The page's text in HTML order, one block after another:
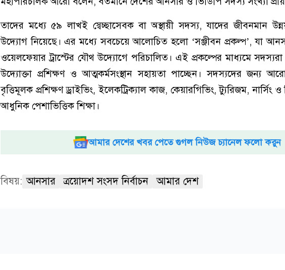
তাদের মধ্যে ৫৯ লাখই স্বেচ্ছাসেবক বা অস্থায়ী সদস্য, যাদের জীবনমান
উদ্যোগ নিয়েছে। এর মধ্যে সবচেয়ে আলোচিত হলো ‘সঞ্জীবন প্রকল্প’, যা
ওয়েলফেয়ার ট্রাস্টের যৌথ উদ্যোগে পরিচালিত। এই প্রকল্পের মাধ্যমে সদস্যরা
উদ্যোক্তা প্রশিক্ষণ ও আত্মকর্মসংস্থান সহায়তা পাচ্ছেন। সদস্যদের জন্য
বৃত্তিমূলক প্রশিক্ষণ ড্রাইভিং, ইলেকট্রিক্যাল কাজ, কেয়ারগিভিং, ট্যুরিজম, নার্সিং ও
আধুনিক পেশাভিত্তিক শিক্ষা।
আমার দেশের খবর পেতে গুগল নিউজ চ্যানেল ফলো করুন
বিষয়: আনসার ত্রয়োদশ সংসদ নির্বাচন আমার দেশ